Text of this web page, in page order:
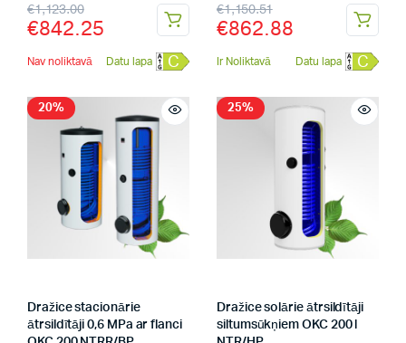
€1,123.00
€842.25
Nav noliktavā Datu lapa C
€1,150.51
€862.88
Ir Noliktavā Datu lapa C
20%
Dražice stacionārie
ātrsildītāji 0,6 MPa ar flanci
25%
Dražice solārie ātrsildītāji
siltumsūkņiem OKC 200 l